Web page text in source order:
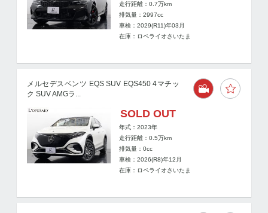
走行距離：0.7万km
排気量：2997cc
車検：2029(R11)年03月
在庫：ロペライオさいたま
メルセデスベンツ EQS SUV EQS450 4マチッ
ク SUV AMGラ...
SOLD OUT
年式：2023年
走行距離：0.5万km
排気量：0cc
車検：2026(R8)年12月
在庫：ロペライオさいたま